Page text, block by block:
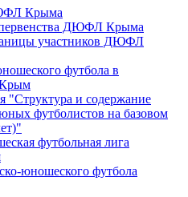
Крыма
ДЮФЛ Крыма
участников ДЮФЛ
футбола в
Крым
"Структура и содержание
футболистов на базовом
футбольная лига
юношеского футбола